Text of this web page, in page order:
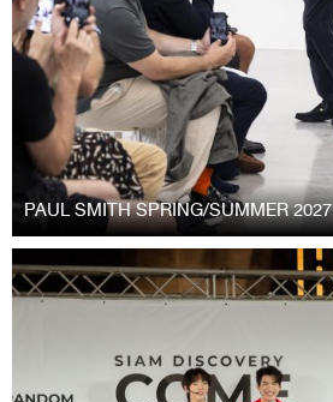
PAUL SMITH SPRING/SUMMER 2027